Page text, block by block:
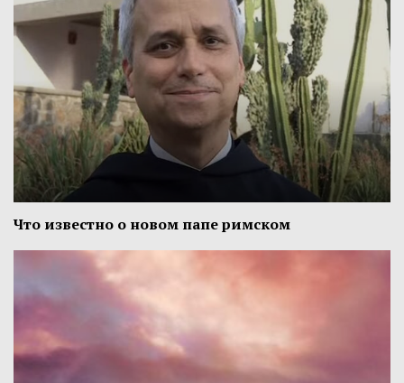
Что известно о новом папе римском